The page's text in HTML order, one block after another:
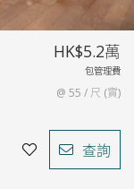
HK$5.2萬
包管理費
@ 55 / 尺 (實)
查詢